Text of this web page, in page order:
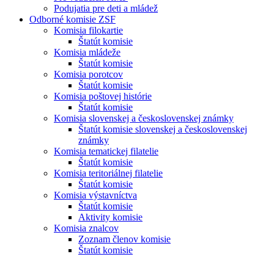
Podujatia pre deti a mládež
Odborné komisie ZSF
Komisia filokartie
Štatút komisie
Komisia mládeže
Štatút komisie
Komisia porotcov
Štatút komisie
Komisia poštovej histórie
Štatút komisie
Komisia slovenskej a československej známky
Štatút komisie slovenskej a československej
známky
Komisia tematickej filatelie
Štatút komisie
Komisia teritoriálnej filatelie
Štatút komisie
Komisia výstavníctva
Štatút komisie
Aktivity komisie
Komisia znalcov
Zoznam členov komisie
Štatút komisie